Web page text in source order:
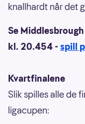
knallhardt når det
Se
kl. 20.454 - spill
Kvartfinalene
Slik spilles alle de
ligacupen: